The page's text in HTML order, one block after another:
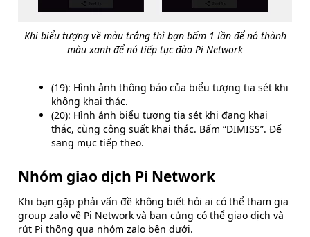
Khi biểu tượng về màu trắng thì bạn bấm 1 lần để nó thành
màu xanh để nó tiếp tục đào Pi Network
(19): Hình ảnh thông báo của biểu tượng tia sét khi
không khai thác.
(20): Hình ảnh biểu tượng tia sét khi đang khai
thác, cùng công suất khai thác. Bấm “DIMISS”. Để
sang mục tiếp theo.
Nhóm giao dịch Pi Network
Khi bạn gặp phải vấn đề không biết hỏi ai có thể tham gia
group zalo về Pi Network và bạn củng có thể giao dịch và
rút Pi thông qua nhóm zalo bên dưới.